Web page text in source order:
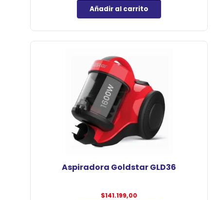
Añadir al carrito
Aspiradora Goldstar GLD36
$141.199,00